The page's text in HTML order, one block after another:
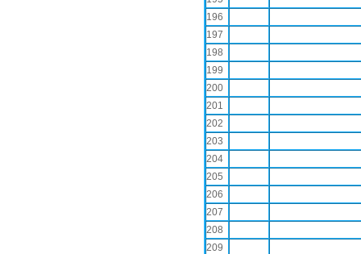
196
197
198
199
200
201
202
203
204
205
206
207
208
209